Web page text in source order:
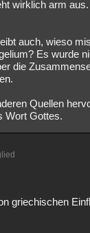
wirklich arm aus.
auch, wieso
Es wurde
die
Quellen
Wort Gottes.
griechischen